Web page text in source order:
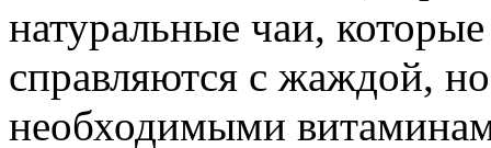
натуральные чаи,
справляются с жаждой,
необходимыми